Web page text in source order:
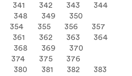
341 342 343
344
348 349
350
354 355 356
357
361 362 363
364
368 369
370
374 375
376
380 381 382
383